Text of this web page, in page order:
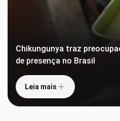
Chikungunya traz
de presença no Brasil
Leia mais